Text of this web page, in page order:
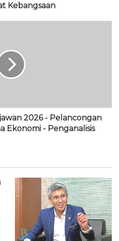
Kebangsaan
2026 - Pelancongan
Ekonomi - Penganalisis